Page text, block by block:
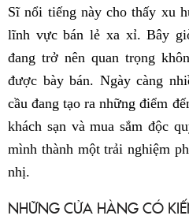
Sĩ nổi tiếng này cho thấy xu
lĩnh vực bán lẻ xa xỉ. Bây
đang trở nên quan trọng
được bày bán. Ngày càng
cầu đang tạo ra những điểm
khách sạn và mua sắm độc
mình thành một trải nghiệm
nhị.
NHỮNG CỬA HÀNG CÓ